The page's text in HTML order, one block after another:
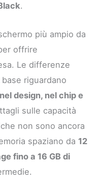
.
più ampio da
offrire
Le differenze
riguardano
design, nel chip e
sulle capacità
non sono ancora
spaziano da 12
fino a 16 GB di